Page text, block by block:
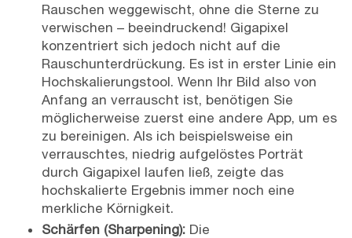
Rauschen weggewischt, ohne die Sterne zu
verwischen – beeindruckend! Gigapixel
konzentriert sich jedoch nicht auf die
Rauschunterdrückung. Es ist in erster Linie ein
Hochskalierungstool. Wenn Ihr Bild also von
Anfang an verrauscht ist, benötigen Sie
möglicherweise zuerst eine andere App, um es
zu bereinigen. Als ich beispielsweise ein
verrauschtes, niedrig aufgelöstes Porträt
durch Gigapixel laufen ließ, zeigte das
hochskalierte Ergebnis immer noch eine
merkliche Körnigkeit.
Schärfen (Sharpening):Die